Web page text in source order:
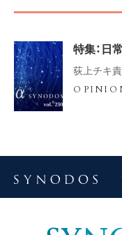
特集：日
荻上チキ